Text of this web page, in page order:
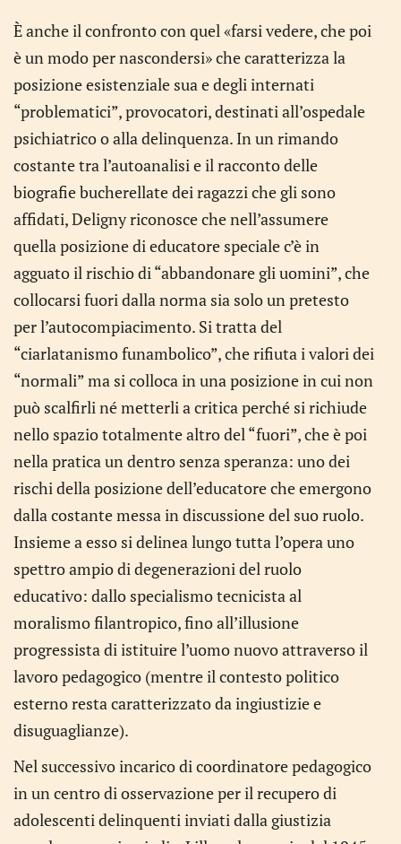
È anche il confronto con quel «farsi vedere, che poi
è un modo per nascondersi» che caratterizza la
posizione esistenziale sua e degli internati
“problematici”, provocatori, destinati all’ospedale
psichiatrico o alla delinquenza. In un rimando
costante tra l’autoanalisi e il racconto delle
biografie bucherellate dei ragazzi che gli sono
affidati, Deligny riconosce che nell’assumere
quella posizione di educatore speciale c’è in
agguato il rischio di “abbandonare gli uomini”, che
collocarsi fuori dalla norma sia solo un pretesto
per l’autocompiacimento. Si tratta del
“ciarlatanismo funambolico”, che rifiuta i valori dei
“normali” ma si colloca in una posizione in cui non
può scalfirli né metterli a critica perché si richiude
nello spazio totalmente altro del “fuori”, che è poi
nella pratica un dentro senza speranza: uno dei
rischi della posizione dell’educatore che emergono
dalla costante messa in discussione del suo ruolo.
Insieme a esso si delinea lungo tutta l’opera uno
spettro ampio di degenerazioni del ruolo
educativo: dallo specialismo tecnicista al
moralismo filantropico, fino all’illusione
progressista di istituire l’uomo nuovo attraverso il
lavoro pedagogico (mentre il contesto politico
esterno resta caratterizzato da ingiustizie e
disuguaglianze).
Nel successivo incarico di coordinatore pedagogico
in un centro di osservazione per il recupero di
adolescenti delinquenti inviati dalla giustizia